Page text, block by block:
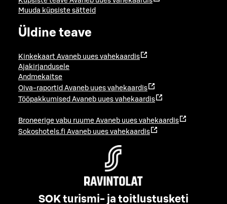
Muuda küpsiste sätteid
Üldine teave
Kinkekaart Avaneb uues vahekaardis
Ajakirjandusele
Andmekaitse
Oiva-raportid Avaneb uues vahekaardis
Tööpakkumised Avaneb uues vahekaardis
Broneerige vabu ruume Avaneb uues vahekaardis
Sokoshotels.fi Avaneb uues vahekaardis
SOK turismi- ja toitlustusketi